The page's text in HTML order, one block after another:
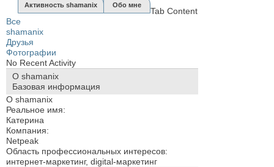
Активность shamanix Обо мне
Tab Content
Все
shamanix
Друзья
Фотографии
No Recent Activity
О shamanix
Базовая информация
О shamanix
Реальное имя:
Катерина
Компания:
Netpeak
Область профессиональных интересов:
интернет-маркетинг, digital-маркетинг